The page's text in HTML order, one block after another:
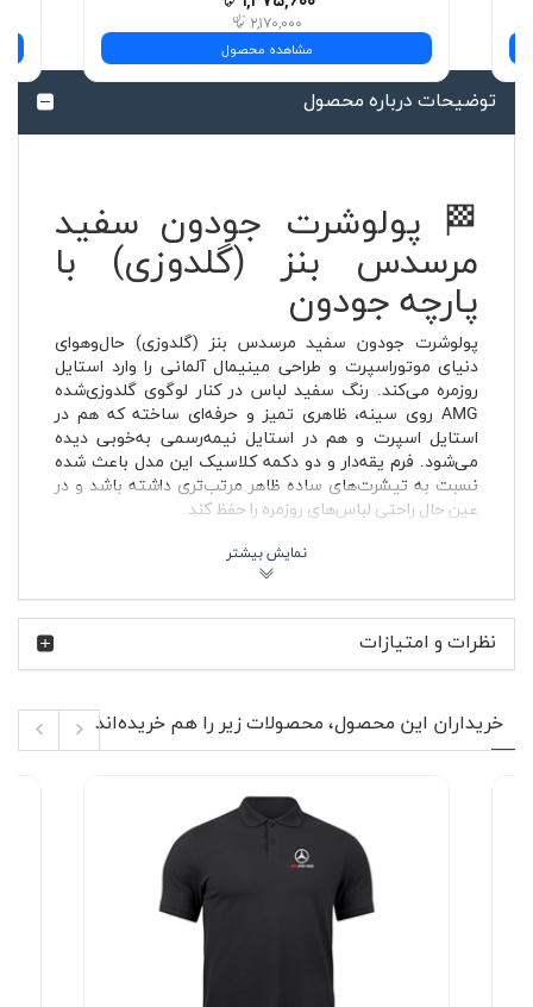
۲,۱۷۰,۰۰۰
مشاهده محصول
توضیحات درباره محصول
🏁 پولوشرت جودون سفید
مرسدس بنز (گلدوزی) با
پارچه جودون
پولوشرت جودون سفید مرسدس بنز (گلدوزی) حال‌وهوای
دنیای موتوراسپرت و طراحی مینیمال آلمانی را وارد استایل
روزمره می‌کند. رنگ سفید لباس در کنار لوگوی گلدوزی‌شده
AMG روی سینه، ظاهری تمیز و حرفه‌ای ساخته که هم در
استایل اسپرت و هم در استایل نیمه‌رسمی به‌خوبی دیده
می‌شود. فرم یقه‌دار و دو دکمه کلاسیک این مدل باعث شده
نسبت به تیشرت‌های ساده ظاهر مرتب‌تری داشته باشد و در
عین حال راحتی لباس‌های روزمره را حفظ کند.
روی بخش جلویی لباس قرار گرفته و به‌خاطر اجرای ظریف آن،
گلدوزی به‌جای چاپ، باعث شده جزئیات لوگو ماندگاری
بیشتری داشته باشد و بعد از شستشو فرم اولیه خود را حفظ
طوسی، شلوار کتان کرم یا حتی شلوارک تابستانی بسیار
کاربردی کرده است.
دنیای خودروهای پرفورمنس است؛ برندی که طرفدارانش معمولاً
به طراحی مهندسی‌شده، صدای موتورهای قدرتمند و فضای
مسابقه‌ای علاقه دارند. همین هویت باعث شده لباس‌هایی با
لوگوی AMG میان علاقه‌مندان خودرو، ماشین‌های اسپرت و
فرهنگ اتومبیل‌رانی محبوبیت زیادی داشته باشد. پولوشرت
جودون سفید مرسدس بنز (گلدوزی) هم دقیقاً همین حس را
منتقل می‌کند؛ لباسی ساده اما با جزئیاتی که برای طرفداران
Mercedes benz AMG معنا دارد.
نظرات و امتیازات
خریداران این محصول، محصولات زیر را هم خریده‌اند